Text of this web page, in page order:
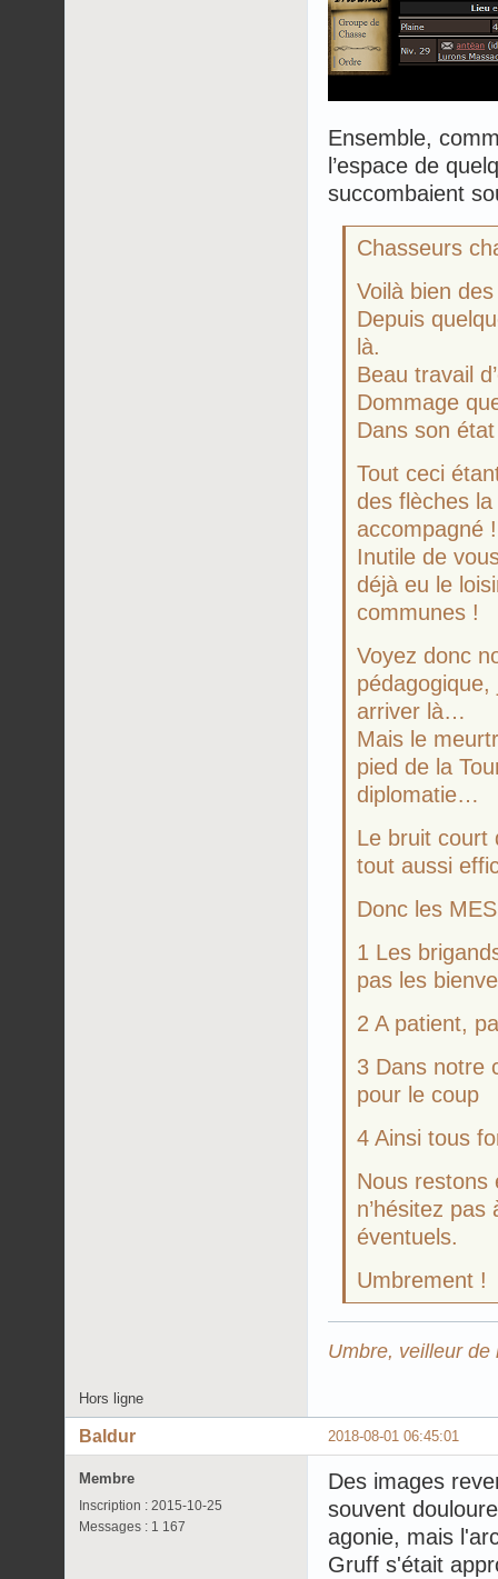
Ensemble,
l’espace de
succombaient
Chasseurs
Voilà bien
Depuis
là.
Beau travail
Dommage
Dans son
Tout ceci
des flèches
accompagné !
Inutile de
déjà eu le
communes !
Voyez donc
arriver là…
Mais le
pied de la
diplomatie…
Le bruit court
tout aussi
Donc les
1 Les
pas les
2 A patient,
3 Dans notre
pour le coup
4 Ainsi tous
Nous restons
n’hésitez
éventuels.
Umbrement !
Umbre, veilleur
Hors ligne
2018-08-01 06:45:01
Baldur
Membre
Inscription : 2015-10-25
Messages : 1 167
Des images
souvent
agonie, mais
Gruff s'était